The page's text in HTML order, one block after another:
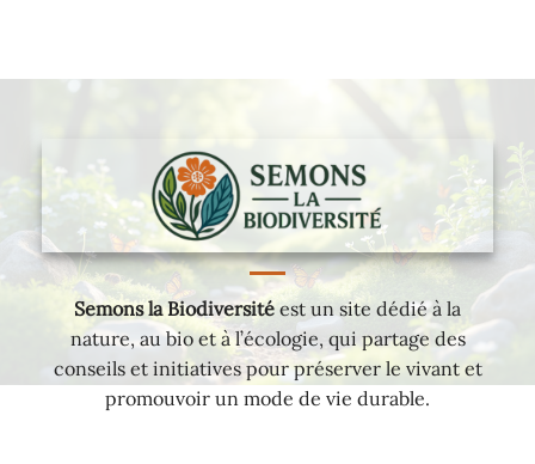
Semons la Biodiversité est un site dédié à la
nature, au bio et à l’écologie, qui partage des
conseils et initiatives pour préserver le vivant et
promouvoir un mode de vie durable.